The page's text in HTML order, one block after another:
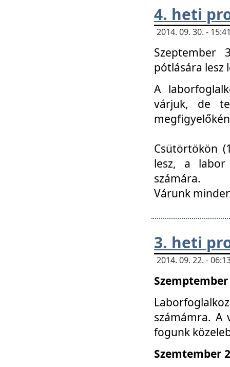
4. heti
2014. 09. 30. -
Szeptember
pótlására lesz
A
várjuk, de
Csütörtökön
lesz, a labor
számára.
Várunk
3. heti
2014. 09. 22. -
számámra. A
fogunk
Szemtember